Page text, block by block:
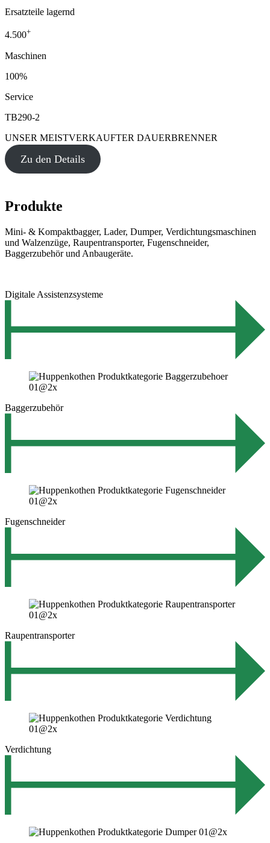
Ersatzteile lagernd
4.500+
Maschinen
100%
Service
TB290-2
UNSER MEISTVERKAUFTER DAUERBRENNER
Zu den Details
Produkte
Mini- & Kompaktbagger, Lader, Dumper, Verdichtungsmaschinen
und Walzenzüge, Raupentransporter, Fugenschneider,
Baggerzubehör und Anbaugeräte.
Digitale Assistenzsysteme
Baggerzubehör
Fugenschneider
Raupentransporter
Verdichtung